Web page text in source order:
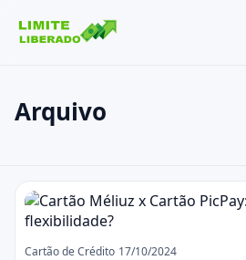
Cartão de Crédito
Investimentos
Legal
Buscar no site
Pressione Enter para buscar ou
Arquivo
Posts
Cartão de Crédito 17/10/2024